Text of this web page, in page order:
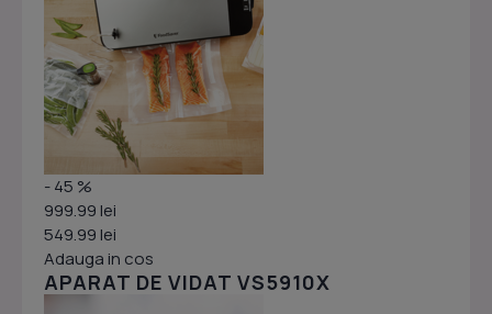
- 45 %
999.99 lei
549.99 lei
Adauga in cos
APARAT DE VIDAT VS5910X